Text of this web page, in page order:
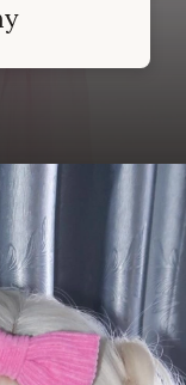
simmy